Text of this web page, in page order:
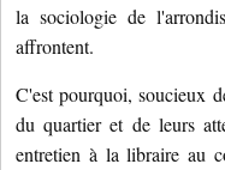
la sociologie de
affrontent.
C'est pourquoi, soucieux
du quartier et de leurs
entretien à la libraire au